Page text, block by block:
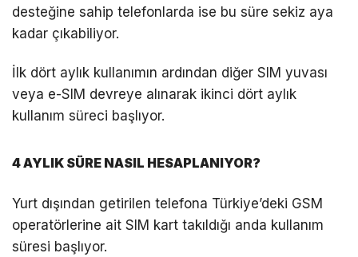
desteğine sahip telefonlarda ise bu süre sekiz aya
kadar çıkabiliyor.
İlk dört aylık kullanımın ardından diğer SIM yuvası
veya e-SIM devreye alınarak ikinci dört aylık
kullanım süreci başlıyor.
4 AYLIK SÜRE NASIL HESAPLANIYOR?
Yurt dışından getirilen telefona Türkiye’deki GSM
operatörlerine ait SIM kart takıldığı anda kullanım
süresi başlıyor.